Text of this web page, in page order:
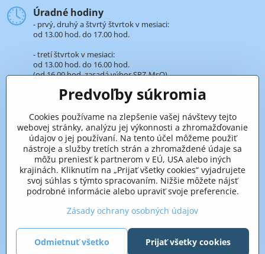
Úradné hodiny
- prvý, druhý a štvrtý štvrtok v mesiaci:
od 13.00 hod. do 17.00 hod.
- tretí štvrtok v mesiaci:
od 13.00 hod. do 16.00 hod.
(od 16.00 hod. zasadá výbor SRZ-MsO).
+421 32 652 59 25
Pridaje sa k nám aj na sieťach
Facebook
©2026
Copyright
Predvoľby súkromia
Cookies používame na zlepšenie vašej návštevy tejto
webovej stránky, analýzu jej výkonnosti a zhromažďovanie
údajov o jej používaní. Na tento účel môžeme použiť
nástroje a služby tretích strán a zhromaždené údaje sa
môžu preniesť k partnerom v EÚ, USA alebo iných
krajinách. Kliknutím na „Prijať všetky cookies“ vyjadrujete
svoj súhlas s týmto spracovaním. Nižšie môžete nájsť
podrobné informácie alebo upraviť svoje preferencie.
Zásady ochrany osobných údajov
Prijať všetky cookies
Odmietnuť všetko